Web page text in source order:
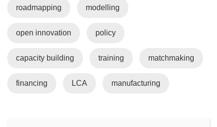
roadmapping modelling
open innovation policy
capacity building training matchmaking
financing LCA manufacturing